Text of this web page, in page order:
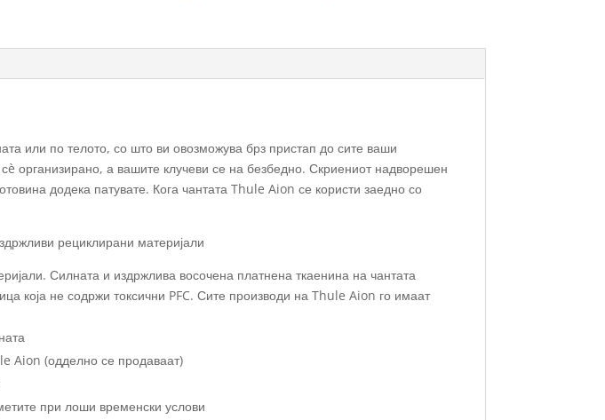
или по телото, со што ви овозможува брз пристап до сите ваши
организирано, а вашите клучеви се на безбедно. Скриениот надворешен
додека патувате. Кога чантата Thule Aion се користи заедно со
рециклирани материјали
Силната и издржлива восочена платнена ткаенина на чантата
која не содржи токсични PFC. Сите производи на Thule Aion го имаат
Aion (одделно се продаваат)
при лоши временски услови